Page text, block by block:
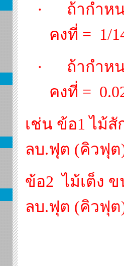
·
ถ้ากำห
คงที่ = 1/
·
ถ้ากำห
คงที่ =
เช่น ข้อ1 ไม้
ลบ.ฟุต (คิวฟุต
ข้อ2 ไม้เต็ง
ลบ.ฟุต (คิวฟุต